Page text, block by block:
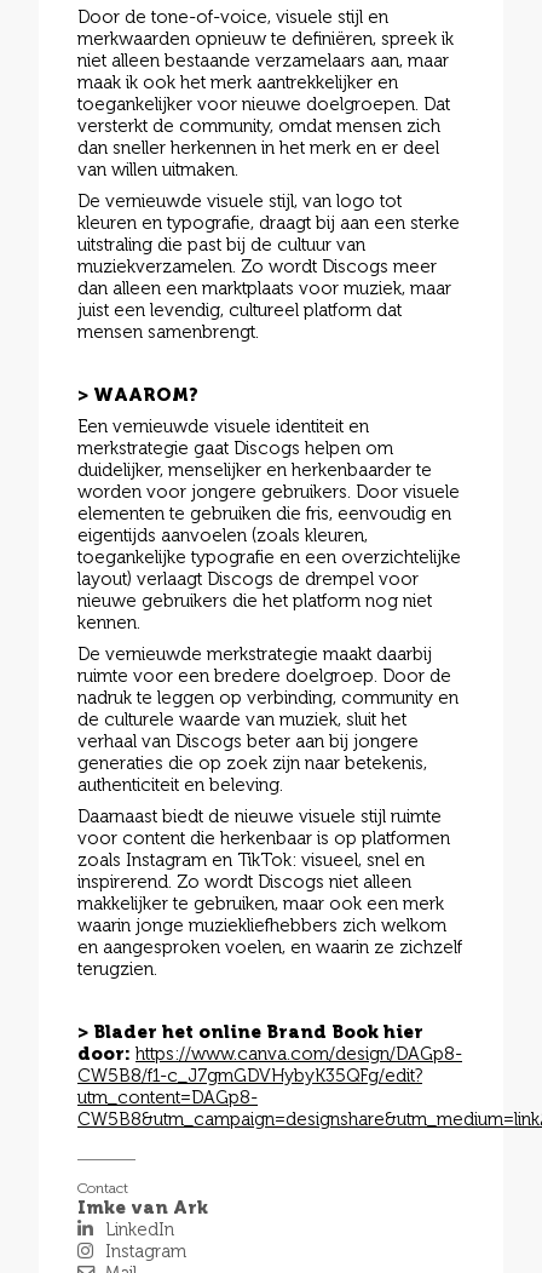
Door de tone-of-voice, visuele stijl en
merkwaarden opnieuw te definiëren, spreek ik
niet alleen bestaande verzamelaars aan, maar
maak ik ook het merk aantrekkelijker en
toegankelijker voor nieuwe doelgroepen. Dat
versterkt de community, omdat mensen zich
dan sneller herkennen in het merk en er deel
van willen uitmaken.
De vernieuwde visuele stijl, van logo tot
kleuren en typografie, draagt bij aan een sterke
uitstraling die past bij de cultuur van
muziekverzamelen. Zo wordt Discogs meer
dan alleen een marktplaats voor muziek, maar
juist een levendig, cultureel platform dat
mensen samenbrengt.
> WAAROM?
Een vernieuwde visuele identiteit en
merkstrategie gaat Discogs helpen om
duidelijker, menselijker en herkenbaarder te
worden voor jongere gebruikers. Door visuele
elementen te gebruiken die fris, eenvoudig en
eigentijds aanvoelen (zoals kleuren,
toegankelijke typografie en een overzichtelijke
layout) verlaagt Discogs de drempel voor
nieuwe gebruikers die het platform nog niet
kennen.
De vernieuwde merkstrategie maakt daarbij
ruimte voor een bredere doelgroep. Door de
nadruk te leggen op verbinding, community en
de culturele waarde van muziek, sluit het
verhaal van Discogs beter aan bij jongere
generaties die op zoek zijn naar betekenis,
authenticiteit en beleving.
Daarnaast biedt de nieuwe visuele stijl ruimte
voor content die herkenbaar is op platformen
zoals Instagram en TikTok: visueel, snel en
inspirerend. Zo wordt Discogs niet alleen
makkelijker te gebruiken, maar ook een merk
waarin jonge muziekliefhebbers zich welkom
en aangesproken voelen, en waarin ze zichzelf
terugzien.
> Blader het online Brand Book hier
door: https://www.canva.com/design/DAGp8-
CW5B8/f1-c_J7gmGDVHybyK35QFg/edit?
utm_content=DAGp8-
Contact
Imke van Ark
LinkedIn
Instagram